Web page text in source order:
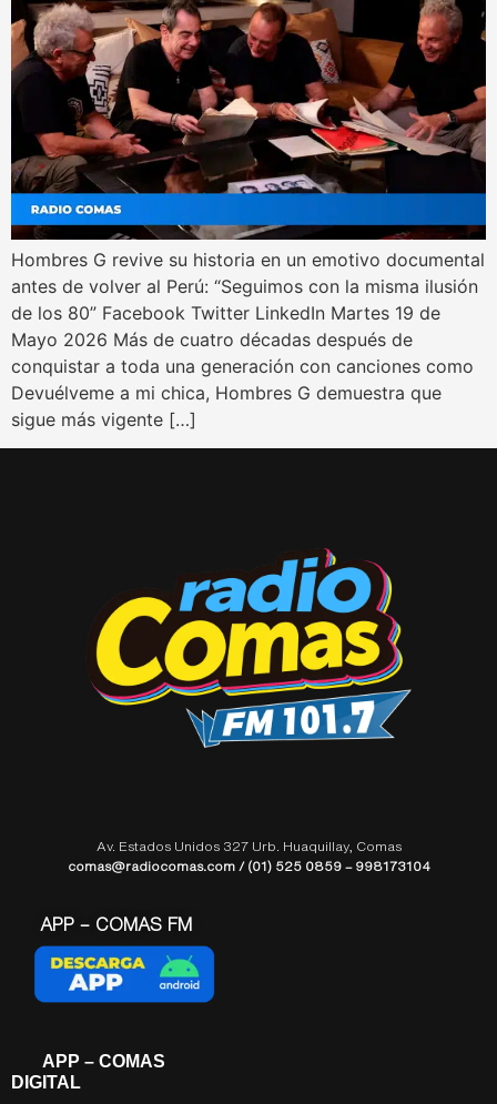
Hombres G revive su historia en un emotivo documental
antes de volver al Perú: “Seguimos con la misma ilusión
de los 80” Facebook Twitter LinkedIn Martes 19 de
Mayo 2026 Más de cuatro décadas después de
conquistar a toda una generación con canciones como
Devuélveme a mi chica, Hombres G demuestra que
sigue más vigente […]
Av. Estados Unidos 327 Urb. Huaquillay, Comas
comas@radiocomas.com / (01) 525 0859 – 998173104
APP – COMAS FM
APP – COMAS
DIGITAL